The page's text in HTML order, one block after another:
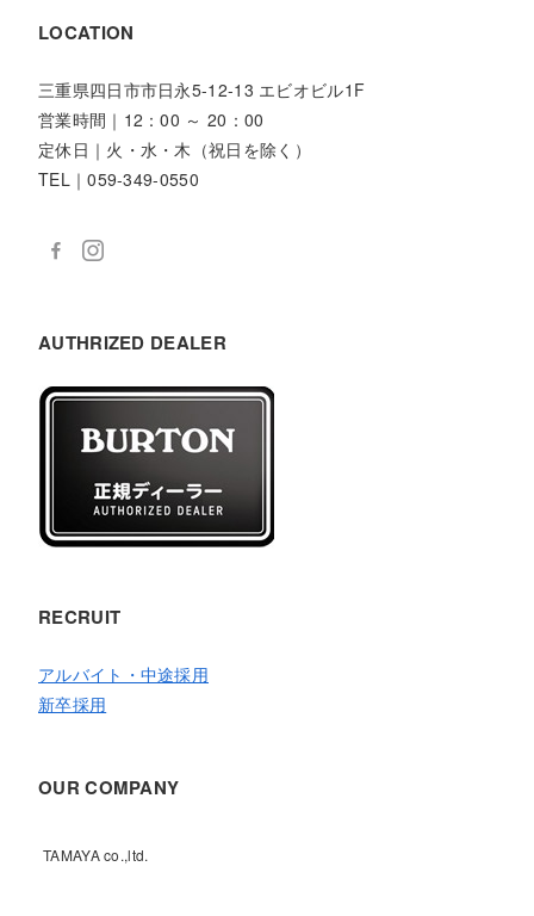
LOCATION
三重県四日市市日永5-12-13 エビオビル1F
営業時間｜12：00 ～ 20：00
定休日｜火・水・木（祝日を除く）
TEL｜059-349-0550
AUTHRIZED DEALER
RECRUIT
アルバイト・中途採用
新卒採用
OUR COMPANY
TAMAYA co.,ltd.